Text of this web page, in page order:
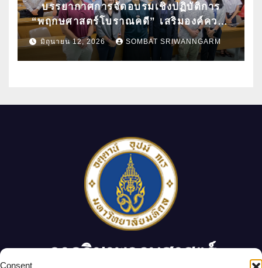
บรรยากาศการจัดอบรมเชิงปฏิบัติการ
“พฤกษศาสตร์โบราณคดี” เสริมองค์ความ
รู้ด้านการศึกษาซากพืชโบราณด้วยเทคนิค
ทางวิทยาศาสตร์
มิถุนายน 12, 2026 SOMBAT SRIWANNGARM
ภาควิชาพฤกษศาสตร์